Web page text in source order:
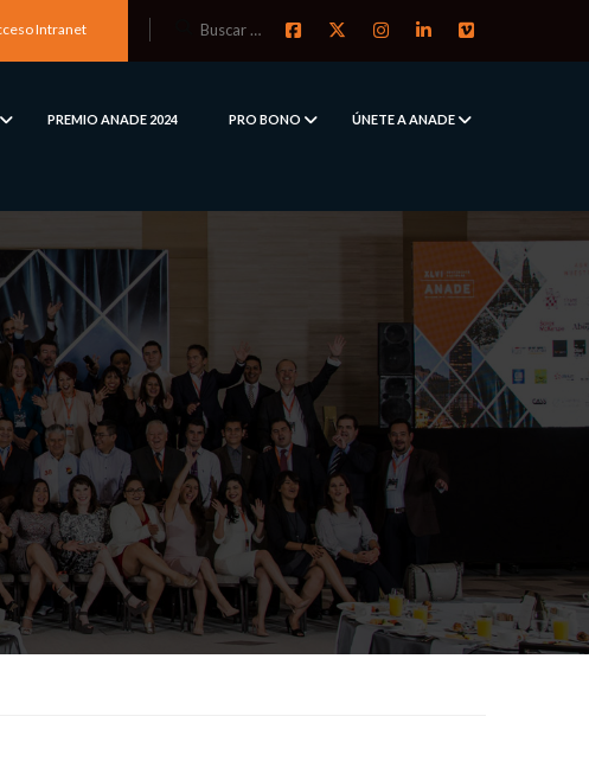
Intranet
PREMIO ANADE 2024 PRO BONO ÚNETE A ANADE